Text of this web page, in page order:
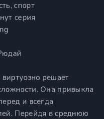
спорт
серия
решает
Она привыкла
и всегда
Перейдя в среднюю